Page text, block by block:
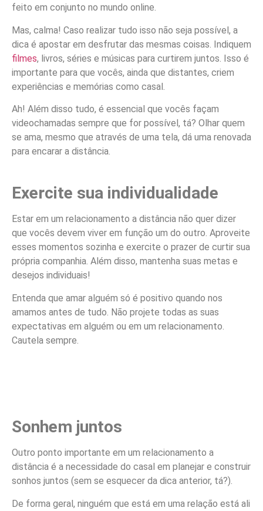
feito em conjunto no mundo online.
Mas, calma! Caso realizar tudo isso não seja possível, a
dica é apostar em desfrutar das mesmas coisas. Indiquem
filmes, livros, séries e músicas para curtirem juntos. Isso é
importante para que vocês, ainda que distantes, criem
experiências e memórias como casal.
Ah! Além disso tudo, é essencial que vocês façam
videochamadas sempre que for possível, tá? Olhar quem
se ama, mesmo que através de uma tela, dá uma renovada
para encarar a distância.
Exercite sua individualidade
Estar em um relacionamento a distância não quer dizer
que vocês devem viver em função um do outro. Aproveite
esses momentos sozinha e exercite o prazer de curtir sua
própria companhia. Além disso, mantenha suas metas e
desejos individuais!
Entenda que amar alguém só é positivo quando nos
amamos antes de tudo. Não projete todas as suas
expectativas em alguém ou em um relacionamento.
Cautela sempre.
Sonhem juntos
Outro ponto importante em um relacionamento a
distância é a necessidade do casal em planejar e construir
sonhos juntos (sem se esquecer da dica anterior, tá?).
De forma geral, ninguém que está em uma relação está ali